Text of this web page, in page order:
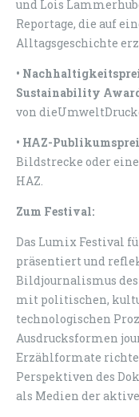
und Lois
Reportage, die auf
Alltagsgeschichte
•
Sustainability
von
• HAZ-
Bildstrecke oder
HAZ.
Zum Festival:
Das Lumix Festival
präsentiert und
Bildjournalismus
mit politischen,
technologischen
Ausdrucksformen
Erzählformate
Perspektiven des
als Medien der